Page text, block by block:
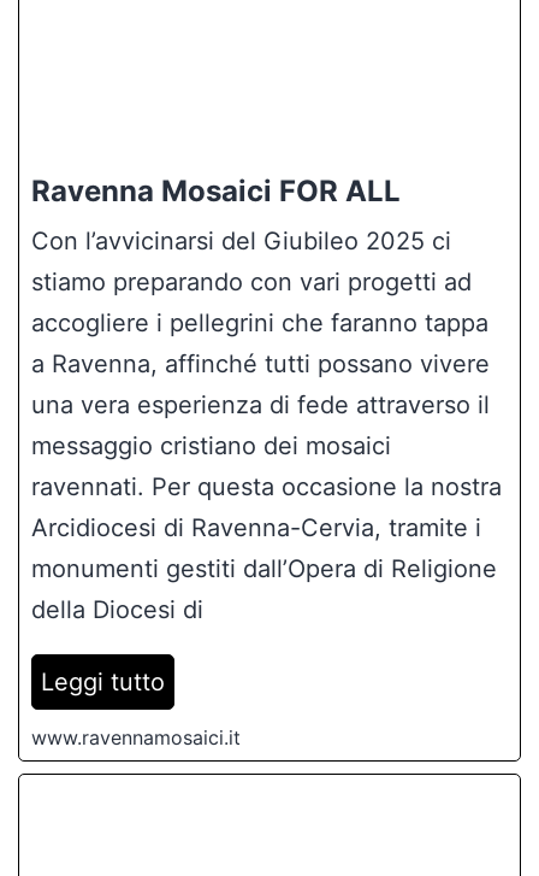
a Ravenna, affinché tutti possano vivere
una vera esperienza di fede attraverso il
messaggio cristiano dei mosaici
ravennati. Per questa occasione la nostra
Arcidiocesi di Ravenna-Cervia, tramite i
monumenti gestiti dall’Opera di Religione
della Diocesi di
Leggi tutto
www.ravennamosaici.it